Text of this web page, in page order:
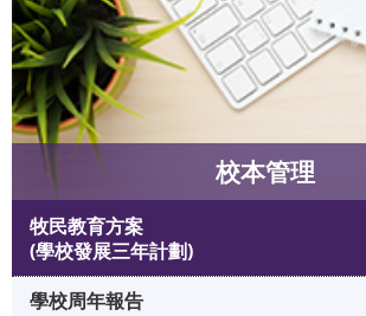
校本管理
牧民教育方案
(學校發展三年計劃)
學校周年報告